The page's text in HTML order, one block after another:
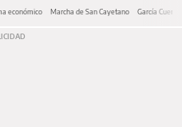
económico Marcha de San Cayetano García Cuerva